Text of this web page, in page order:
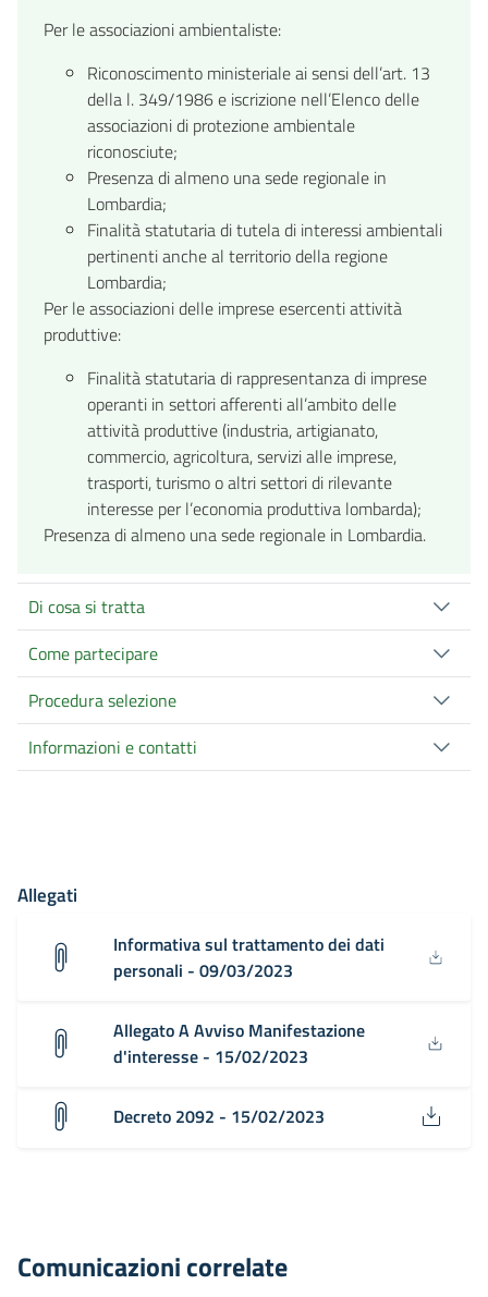
Per le associazioni ambientaliste:
Riconoscimento ministeriale ai sensi dell’art. 13
della l. 349/1986 e iscrizione nell’Elenco delle
associazioni di protezione ambientale
riconosciute;
Presenza di almeno una sede regionale in
Lombardia;
Finalità statutaria di tutela di interessi ambientali
pertinenti anche al territorio della regione
Lombardia;
Per le associazioni delle imprese esercenti attività
produttive:
Finalità statutaria di rappresentanza di imprese
operanti in settori afferenti all’ambito delle
attività produttive (industria, artigianato,
commercio, agricoltura, servizi alle imprese,
trasporti, turismo o altri settori di rilevante
interesse per l’economia produttiva lombarda);
Presenza di almeno una sede regionale in Lombardia.
Di cosa si tratta
Come partecipare
Procedura selezione
Informazioni e contatti
Allegati
Informativa sul trattamento dei dati
personali - 09/03/2023
Allegato A Avviso Manifestazione
d'interesse - 15/02/2023
Decreto 2092 - 15/02/2023
Comunicazioni correlate